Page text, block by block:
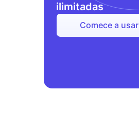
ilimitadas
Comece a usar